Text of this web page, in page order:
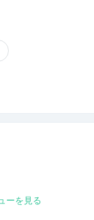
ーを見る